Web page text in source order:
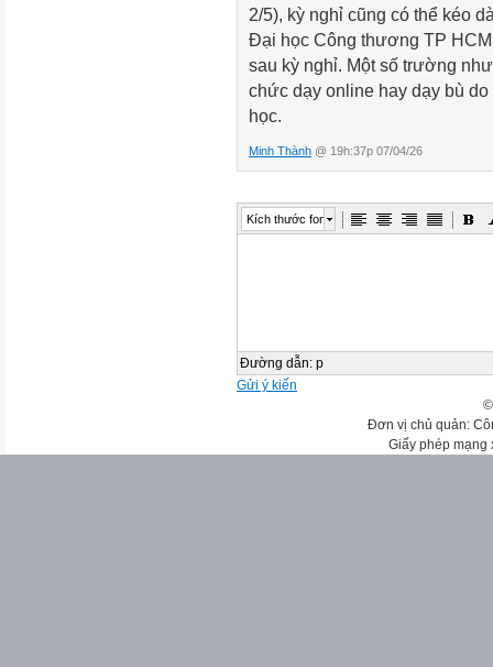
2/5), kỳ nghỉ cũng có thể kéo
Đại học Công thương TP
sau kỳ nghỉ. Một số trường
chức dạy online hay dạy bù
học.
Minh Thành @ 19h:37p 07/04/26
Kích thước font
Đường dẫn: p
Gửi ý kiến
Đơn vị chủ quản:
Giấy phép mạng